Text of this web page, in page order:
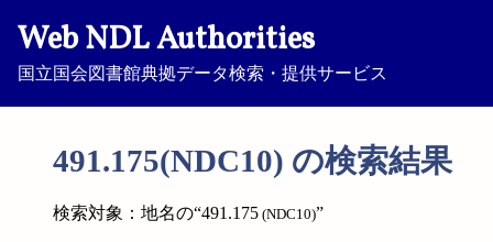
Web NDL Authorities
国立国会図書館典拠データ検索・提供サービス
491.175(NDC10) の検索結果
検索対象：地名の“491.175 (NDC10)”